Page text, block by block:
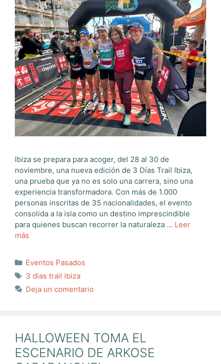
Ibiza se prepara para acoger, del 28 al 30 de
noviembre, una nueva edición de 3 Días Trail Ibiza,
una prueba que ya no es solo una carrera, sino una
experiencia transformadora. Con más de 1.000
personas inscritas de 35 nacionalidades, el evento
consolida a la isla como un destino imprescindible
para quienes buscan recorrer la naturaleza … Leer
más
Categorías
Eventos Pasados
Etiquetas
3 dias trail ibiza
Deja un comentario
HALLOWEEN TOMA EL
ESCENARIO DE ARKOSE